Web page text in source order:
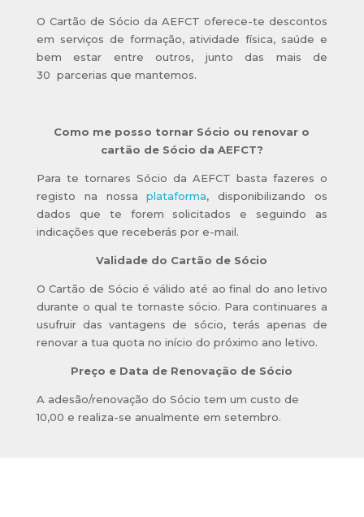
O Cartão de Sócio da AEFCT oferece-te descontos
em serviços de formação, atividade física, saúde e
bem estar entre outros, junto das mais de
30 parcerias que mantemos.
Como me posso tornar Sócio ou renovar o
cartão de Sócio da AEFCT?
Para te tornares Sócio da AEFCT basta fazeres o
registo na nossaplataforma, disponibilizando os
dados que te forem solicitados e seguindo as
indicações que receberás por e-mail.
Validade do Cartão de Sócio
O Cartão de Sócio é válido até ao final do ano letivo
durante o qual te tornaste sócio. Para continuares a
usufruir das vantagens de sócio, terás apenas de
renovar a tua quota no início do próximo ano letivo.
Preço e Data de Renovação de Sócio
A adesão/renovação do Sócio tem um custo de
10,00 e realiza-se anualmente em setembro.